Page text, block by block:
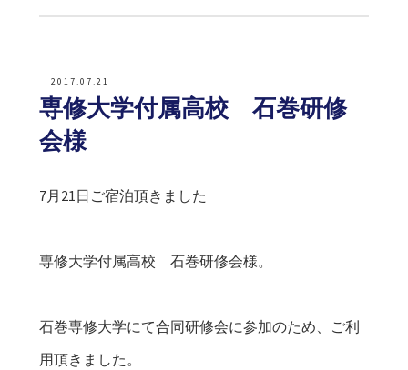
2017.07.21
専修大学付属高校 石巻研修
会様
7月21日ご宿泊頂きました
専修大学付属高校 石巻研修会様。
石巻専修大学にて合同研修会に参加のため、ご利
用頂きました。